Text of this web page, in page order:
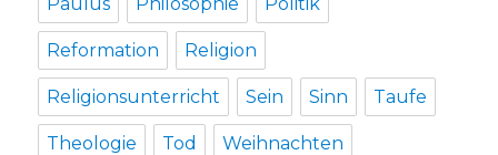
Reformation Religion
Religionsunterricht Sein Sinn Taufe
Theologie Tod Weihnachten